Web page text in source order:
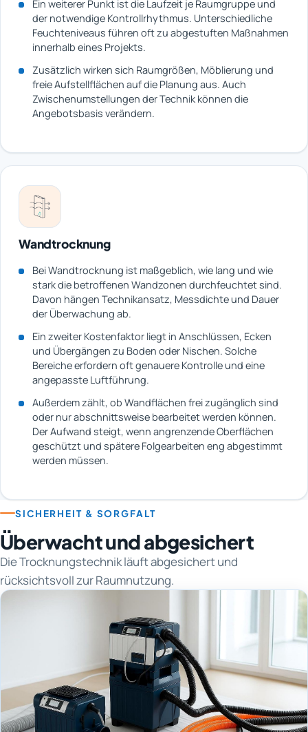
Ein weiterer Punkt ist die Laufzeit je Raumgruppe und
der notwendige Kontrollrhythmus. Unterschiedliche
Feuchteniveaus führen oft zu abgestuften Maßnahmen
innerhalb eines Projekts.
Zusätzlich wirken sich Raumgrößen, Möblierung und
freie Aufstellflächen auf die Planung aus. Auch
Zwischenumstellungen der Technik können die
Angebotsbasis verändern.
Wandtrocknung
Bei Wandtrocknung ist maßgeblich, wie lang und wie
stark die betroffenen Wandzonen durchfeuchtet sind.
Davon hängen Technikansatz, Messdichte und Dauer
der Überwachung ab.
Ein zweiter Kostenfaktor liegt in Anschlüssen, Ecken
und Übergängen zu Boden oder Nischen. Solche
Bereiche erfordern oft genauere Kontrolle und eine
angepasste Luftführung.
Außerdem zählt, ob Wandflächen frei zugänglich sind
oder nur abschnittsweise bearbeitet werden können.
Der Aufwand steigt, wenn angrenzende Oberflächen
geschützt und spätere Folgearbeiten eng abgestimmt
werden müssen.
SICHERHEIT & SORGFALT
Überwacht und abgesichert
Die Trocknungstechnik läuft abgesichert und
rücksichtsvoll zur Raumnutzung.